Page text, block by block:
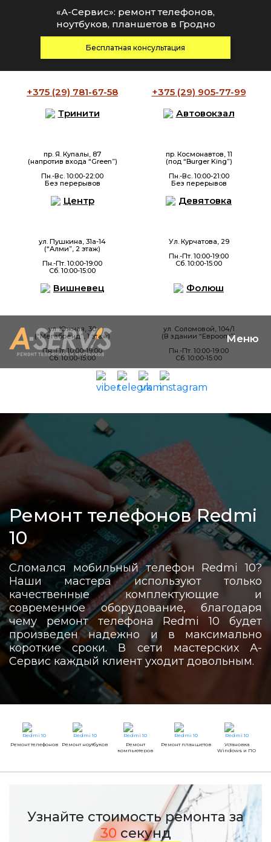
+375 (29) 781-67-58 +375 (29) 905-77-99
Тринити
пр. Я. Купалы, 87
(напротив входа “Green”)
Пн.-Вс. 10:00-22:00
Без перерывов
Автовокзал
пр. Космонавтов, 11
(под “Burger King”)
Пн.-Вс. 10:00-21:00
Без перерывов
Центр
ул. Пушкина, 31а-14
(“Алми”, 2 этаж)
Пн.-Пт. 10:00-19:00
Сб. 10:00-15:00
Девятовка
Ул. Курчатова, 29
Пн.-Пт. 10:00-19:00
Сб. 10:00-15:00
Вишневец
ул. Южная, 30
(“Мегабренд”, 1 этаж)
Пн.-Пт. 10:00-19:00
Сб. 10:00-15:00
Фолюш
ул. Соломовой, 104/1
(В здании “Евроопт”)
Пн.-Пт. 10:00-19:00
Сб. 10:00-15:00
«А-Сервис»: ремонт телефонов,
ноутбуков, планшетов в Гродно
Бесплатная консультация
Ремонт телефонов Redmi
10
Сломался мобильный телефон Redmi 10?
Наши мастера используют только
качественные комплектующие и
современное оборудование, благодаря
чему ремонт телефона Redmi 10 будет
произведен надежно и в максимально
короткие сроки. В сети мастерских А-
Сервис каждый клиент уходит довольным.
Ремонт телефонов Ремонт ноутбуков
Ремонт
компьютеров
Ремонт планшетов
Установка
Windows и ПО
Узнайте стоимость ремонта за
30 секунд